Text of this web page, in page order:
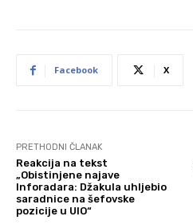
Facebook X
PRETHODNI ČLANAK
Reakcija na tekst
„Obistinjene najave
Inforadara: Džakula uhljebio
saradnice na šefovske
pozicije u UIO“